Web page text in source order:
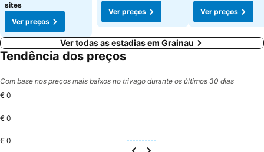
sites
Ver preços
Ver preços
Ver preços
Ver todas as estadias em Grainau
Tendência dos preços
Com base nos preços mais baixos no trivago durante os últimos 30 dias
€ 0
€ 0
€ 0